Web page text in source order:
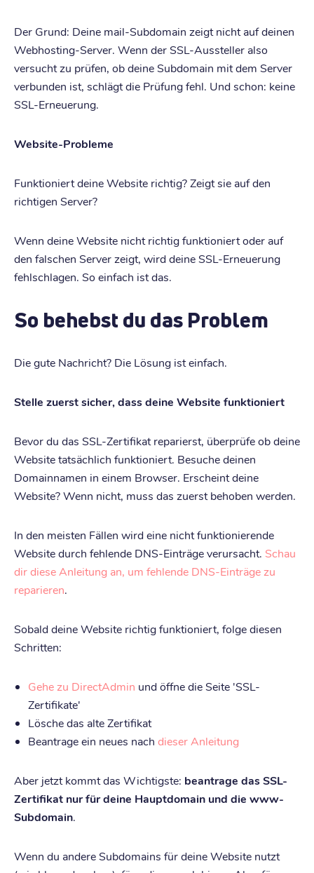
Der Grund: Deine mail-Subdomain zeigt nicht auf deinen
Webhosting-Server. Wenn der SSL-Aussteller also
versucht zu prüfen, ob deine Subdomain mit dem Server
verbunden ist, schlägt die Prüfung fehl. Und schon: keine
SSL-Erneuerung.
Website-Probleme
Funktioniert deine Website richtig? Zeigt sie auf den
richtigen Server?
Wenn deine Website nicht richtig funktioniert oder auf
den falschen Server zeigt, wird deine SSL-Erneuerung
fehlschlagen. So einfach ist das.
So behebst du das Problem
Die gute Nachricht? Die Lösung ist einfach.
Stelle zuerst sicher, dass deine Website funktioniert
Bevor du das SSL-Zertifikat reparierst, überprüfe ob deine
Website tatsächlich funktioniert. Besuche deinen
Domainnamen in einem Browser. Erscheint deine
Website? Wenn nicht, muss das zuerst behoben werden.
In den meisten Fällen wird eine nicht funktionierende
Website durch fehlende DNS-Einträge verursacht. Schau
dir diese Anleitung an, um fehlende DNS-Einträge zu
reparieren.
Sobald deine Website richtig funktioniert, folge diesen
Schritten:
Gehe zu DirectAdmin und öffne die Seite 'SSL-
Zertifikate'
Lösche das alte Zertifikat
Beantrage ein neues nach dieser Anleitung
Aber jetzt kommt das Wichtigste: beantrage das SSL-
Zertifikat nur für deine Hauptdomain und die www-
Subdomain.
Wenn du andere Subdomains für deine Website nutzt